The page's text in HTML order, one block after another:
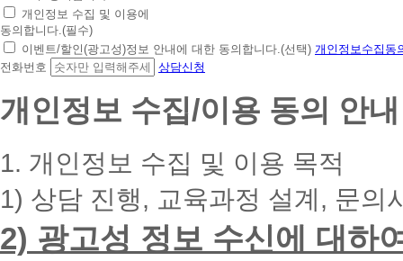
초
간
편
상
담
청
대
폰
입
력
개인정보 수집 및 이용에
동의합니다.(필수)
이벤트/할인(광고성)정보 안내에 대한 동의합니다.(선택) 개인정보수집동
전화번호
상담신청
개인정보 수집/이용 동의 안내
1. 개인정보 수집 및 이용 목적
1) 상담 진행, 교육과정 설계, 문의
2) 광고성 정보 수신에 대하